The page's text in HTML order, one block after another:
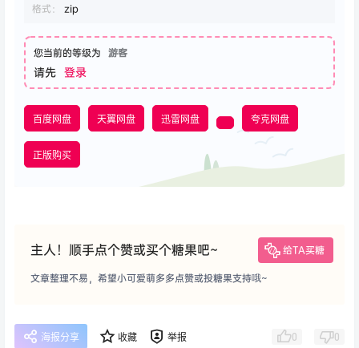
格式：
zip
您当前的等级为 游客
请先 登录
百度网盘 天翼网盘 迅雷网盘 夸克网盘
正版购买
主人！顺手点个赞或买个糖果吧~ 给TA买糖
文章整理不易，希望小可爱萌多多点赞或投糖果支持哦~
海报分享 收藏 举报 0 0